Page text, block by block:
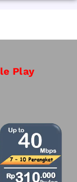
Play